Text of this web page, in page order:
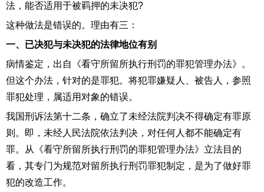
法，能否适用于被羁押的未决犯?
这种做法是错误的。理由有三：
一、已决犯与未决犯的法律地位有别
病情鉴定，出自《看守所留所执行刑罚的罪犯管理办法》。
但这个办法，针对的是罪犯。将犯罪嫌疑人、被告人，参照
罪犯处理，属适用对象的错误。
我国刑诉法第十二条，确立了未经法院判决不得确定有罪原
则。即，未经人民法院依法判决，对任何人都不能确定有
罪。从《看守所留所执行刑罚的罪犯管理办法》立法目的
看，其专门为规范对留所执行刑罚罪犯制定，是为了做好罪
犯的改造工作。